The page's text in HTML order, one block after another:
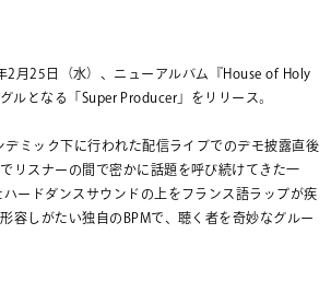
2月25日（水）、ニューアルバム『House of Holy
ルとなる「Super Producer」をリリース。
ミック下に行われた配信ライブでのデモ披露直後
リスナーの間で密かに話題を呼び続けてきた一
ハードダンスサウンドの上をフランス語ラップが疾
容しがたい独自のBPMで、聴く者を奇妙なグルー